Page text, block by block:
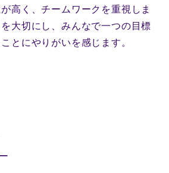
高く、チームワークを重視しま
大切にし、みんなで一つの目標
とにやりがいを感じます。